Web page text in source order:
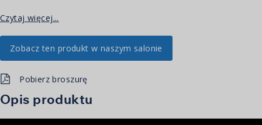
Czytaj więcej...
Zobacz ten produkt w naszym salonie
Pobierz broszurę
Opis produktu